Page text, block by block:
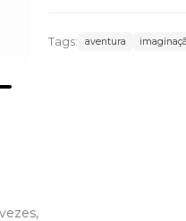
Tags: aventura